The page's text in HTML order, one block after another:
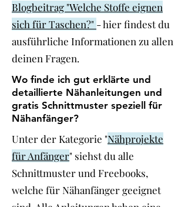
Blogbeitrag "Welche Stoffe eignen
sich für Taschen?" - hier findest du
ausführliche Informationen zu allen
deinen Fragen.
Wo finde ich gut erklärte und
detaillierte Nähanleitungen und
gratis Schnittmuster speziell für
Nähanfänger?
Unter der Kategorie "Nähprojekte
für Anfänger" siehst du alle
Schnittmuster und Freebooks,
welche für Nähanfänger geeignet